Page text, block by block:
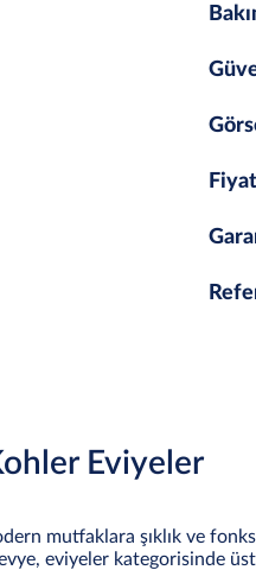
Eviyeler
mutfaklara şıklık ve
eviyeler kategorisinde